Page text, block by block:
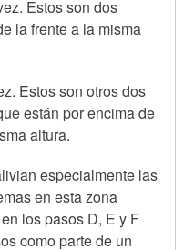
Estos son dos
la frente a la misma
Estos son otros dos
están por encima de
altura.
especialmente las
en esta zona
los pasos D, E y F
como parte de un